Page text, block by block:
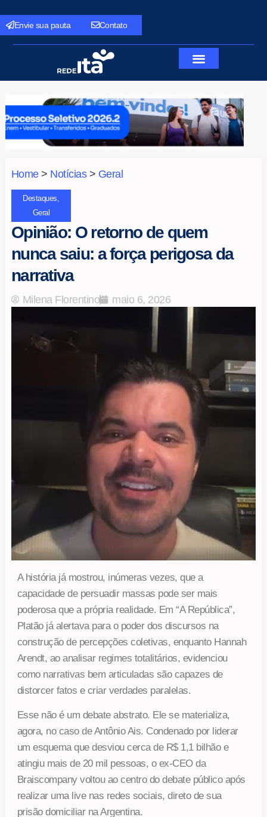
Envie sua pauta Contato
Home> Notícias> Geral
Destaques
Geral
Opinião: O retorno de quem
nunca saiu: a força perigosa da
narrativa
Milena Florentino maio 6, 2026
A história já mostrou, inúmeras vezes, que a
capacidade de persuadir massas pode ser mais
poderosa que a própria realidade. Em “A República”,
Platão já alertava para o poder dos discursos na
construção de percepções coletivas, enquanto Hannah
Arendt, ao analisar regimes totalitários, evidenciou
como narrativas bem articuladas são capazes de
distorcer fatos e criar verdades paralelas.
Esse não é um debate abstrato. Ele se materializa,
agora, no caso de Antônio Ais. Condenado por liderar
um esquema que desviou cerca de R$ 1,1 bilhão e
atingiu mais de 20 mil pessoas, o ex-CEO da
Braiscompany voltou ao centro do debate público após
realizar uma live nas redes sociais, direto de sua
prisão domiciliar na Argentina.